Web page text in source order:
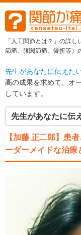
「人工関節とは？」の詳
節痛、膝関節痛、骨折等）
先生があなたに伝えた
高の成果を求めて、オ
しています。
先生があなたに伝
【加藤 正二郎】患
ーダーメイドな治療